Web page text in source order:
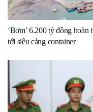
‘Bơm’ 6.200 tỷ đồng
tới siêu cảng container